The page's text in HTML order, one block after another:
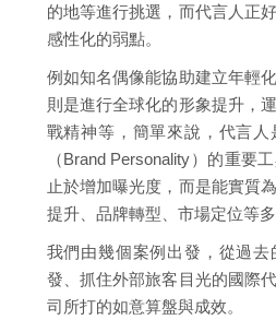
的地等進行挑選，而代言人正
感性化的弱點。
例如知名偶像能協助建立年輕
則是進行全球化的形象提升，
戰精神等，簡單來說，代言
（Brand Personality）的重要
止於增加曝光度，而是能實質
提升、品牌轉型、市場定位等多
我們由幾個案例出發，從過去
發、抓住外部旅客目光的國際
司所打的如意算盤與成效。